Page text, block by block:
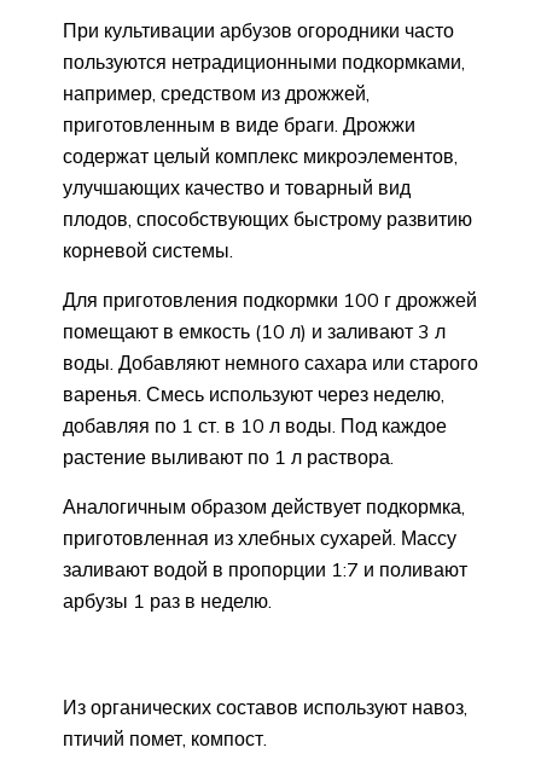
При культивации арбузов огородники часто
пользуются нетрадиционными подкормками,
например, средством из дрожжей,
приготовленным в виде браги. Дрожжи
содержат целый комплекс микроэлементов,
улучшающих качество и товарный вид
плодов, способствующих быстрому развитию
корневой системы.
Для приготовления подкормки 100 г дрожжей
помещают в емкость (10 л) и заливают 3 л
воды. Добавляют немного сахара или старого
варенья. Смесь используют через неделю,
добавляя по 1 ст. в 10 л воды. Под каждое
растение выливают по 1 л раствора.
Аналогичным образом действует подкормка,
приготовленная из хлебных сухарей. Массу
заливают водой в пропорции 1:7 и поливают
арбузы 1 раз в неделю.
Из органических составов используют навоз,
птичий помет, компост.